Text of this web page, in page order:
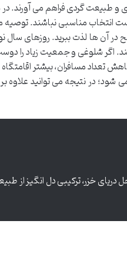
گردی فراهم می آورند. در
انتخاب مناسبی نباشند. توصیه
در آن ها لذت ببرید. روزهای سال
اگر شلوغی و جمعیت زیاد را
کاهش تعداد مسافران، بیشتر
در نتیجه می توانید علاوه
خزر، ترکیبی دل انگیز از